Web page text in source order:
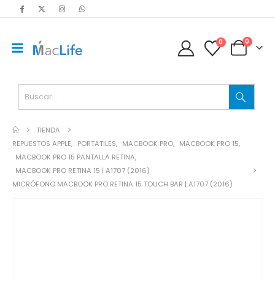
0 0
TIENDA
REPUESTOS APPLE, PORTATILES, MACBOOK PRO, MACBOOK PRO 15,
MACBOOK PRO 15 PANTALLA RETINA,
MACBOOK PRO RETINA 15 | A1707 (2016)
MICRÓFONO MACBOOK PRO RETINA 15 TOUCH BAR | A1707 (2016)